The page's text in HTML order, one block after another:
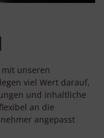
unseren
viel Wert darauf,
und inhaltliche
an die
angepasst